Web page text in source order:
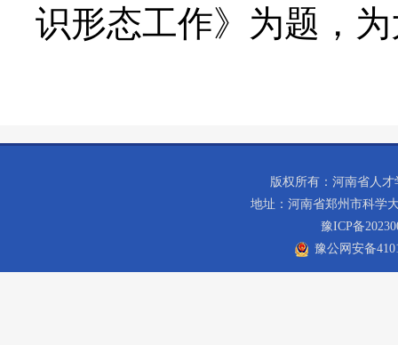
识形态工作》为题，
版权所有：河南省人才
地址：河南省郑州市科学
豫ICP备
豫公网安备